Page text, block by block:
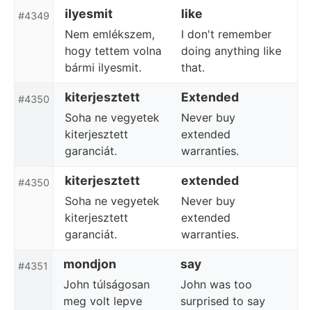
#4349 ilyesmit like
Nem emlékszem,
hogy tettem volna
bármi ilyesmit.
I don't remember
doing anything like
that.
#4350 kiterjesztett Extended
Soha ne vegyetek
kiterjesztett
garanciát.
Never buy
extended
warranties.
#4350 kiterjesztett extended
Soha ne vegyetek
kiterjesztett
garanciát.
Never buy
extended
warranties.
#4351 mondjon say
John túlságosan
meg volt lepve
John was too
surprised to say